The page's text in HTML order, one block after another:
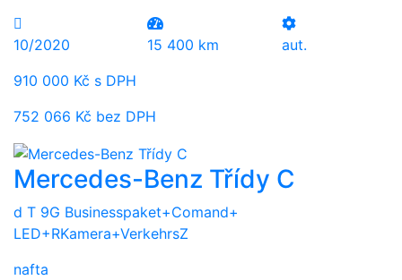
10/2020 15 400 km
aut.
910 000 Kč s DPH
752 066 Kč bez DPH
Mercedes-Benz Třídy C
d T 9G Businesspaket+Comand+
LED+RKamera+VerkehrsZ
nafta